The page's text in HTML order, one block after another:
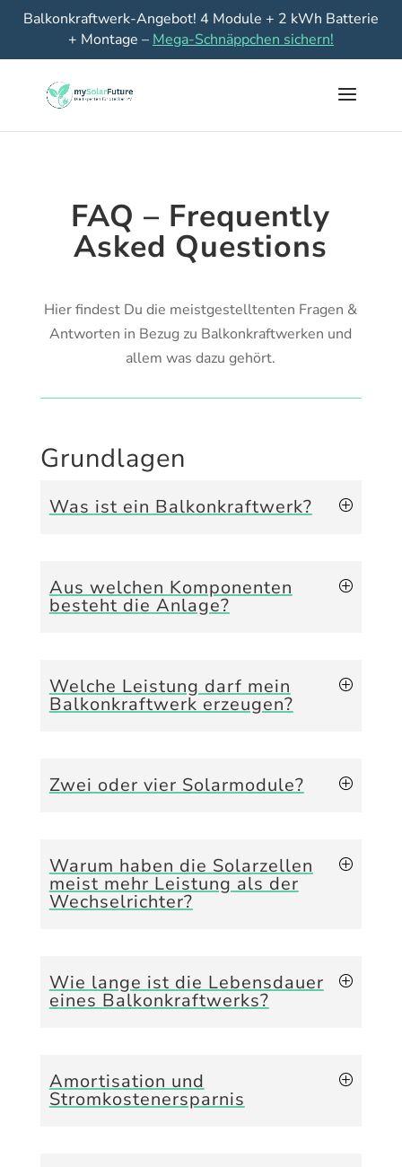
Balkonkraftwerk-Angebot! 4 Module + 2 kWh Batterie
+ Montage – Mega-Schnäppchen sichern!
FAQ – Frequently
Asked Questions
Hier findest Du die meistgestelltenten Fragen &
Antworten in Bezug zu Balkonkraftwerken und
allem was dazu gehört.
Grundlagen
Was ist ein Balkonkraftwerk?
Aus welchen Komponenten
besteht die Anlage?
Welche Leistung darf mein
Balkonkraftwerk erzeugen?
Zwei oder vier Solarmodule?
Warum haben die Solarzellen
meist mehr Leistung als der
Wechselrichter?
Wie lange ist die Lebensdauer
eines Balkonkraftwerks?
Amortisation und
Stromkostenersparnis